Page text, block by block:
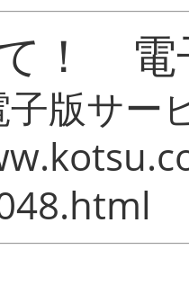
！ 電
版サー